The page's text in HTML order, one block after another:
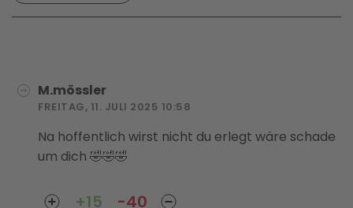
M.mössler
FREITAG, 11. JULI 2025 10:58
Na hoffentlich wirst nicht du erlegt wäre schade
um dich 🤣🤣🤣
+15 -40